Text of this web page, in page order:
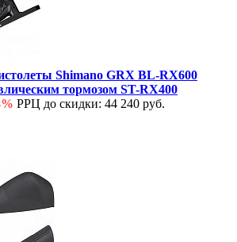
Shimano GRX BL-RX600
тормозом ST-RX400
РРЦ до скидки: 44 240 руб.